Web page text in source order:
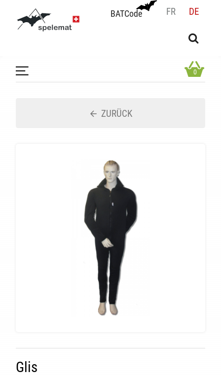
BATCode FR DE
BATCode
OK
0
ZURÜCK
Glis